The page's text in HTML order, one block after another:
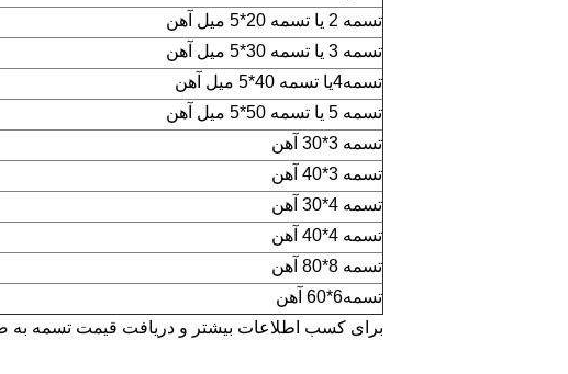
تسمه 2 یا تسمه 20*5 میل آهن
تسمه 3 یا تسمه 30*5 میل آهن
تسمه4یا تسمه 40*5 میل آهن
تسمه 5 یا تسمه 50*5 میل آهن
تسمه 3*30 آهن
تسمه 3*40 آهن
تسمه 4*30 آهن
تسمه 4*40 آهن
تسمه 8*80 آهن
تسمه6*60 آهن
برای کسب اطلاعات بیشتر و دریافت قیمت تسمه به